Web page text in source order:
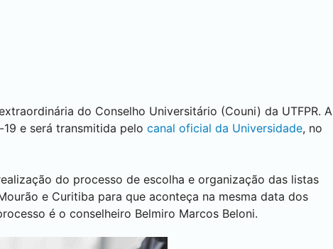
do Conselho Universitário (Couni) da UTFPR. A
e será transmitida pelo canal oficial da Universidade, no
do processo de escolha e organização das listas
e Curitiba para que aconteça na mesma data dos
é o conselheiro Belmiro Marcos Beloni.